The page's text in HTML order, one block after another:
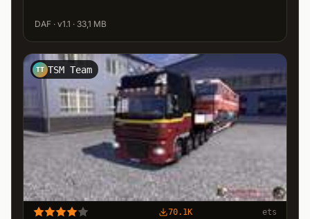
DAF · v1.1 · 33,1 MB
TT TSM Team
70.1K ets